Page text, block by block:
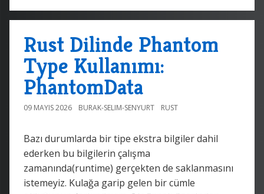
Rust Dilinde Phantom
Type Kullanımı:
PhantomData
09 MAYIS 2026 BURAK-SELIM-SENYURT RUST
Bazı durumlarda bir tipe ekstra bilgiler dahil
ederken bu bilgilerin çalışma
zamanında(runtime) gerçekten de saklanmasını
istemeyiz. Kulağa garip gelen bir cümle